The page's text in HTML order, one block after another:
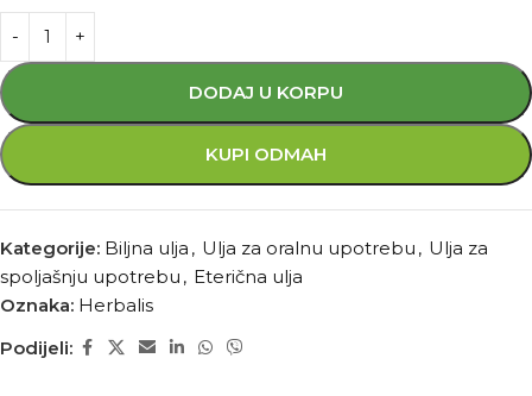
DODAJ U KORPU
KUPI ODMAH
Kategorije: Biljna ulja , Ulja za oralnu upotrebu , Ulja za
spoljašnju upotrebu , Eterična ulja
Oznaka: Herbalis
Podijeli: